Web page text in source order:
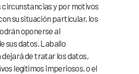
y por motivos
su situación particular, los
oponerse al
sus datos. Laballo
dejará de tratar los datos,
legítimos imperiosos, o el